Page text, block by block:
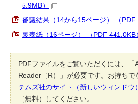
5.9MB）
審議結果（14から15ページ） （PDF
裏表紙（16ページ） （PDF 441.0KB）
PDFファイルをご覧いただくには、「
Reader（R）」が必要です。お持ちで
テムズ社のサイト（新しいウィンドウ
（無料）してください。